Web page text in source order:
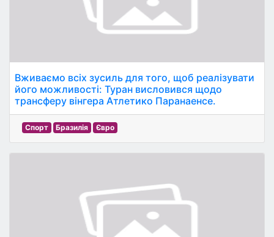
Вживаємо всіх зусиль для того, щоб реалізувати
його можливості: Туран висловився щодо
трансферу вінгера Атлетико Паранаенсе.
Спорт Бразилія Євро